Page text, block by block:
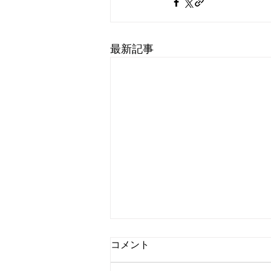
最新記事
2026年7月のレッスン予定
2026年7月のレッスン予定は 7/12
コメント